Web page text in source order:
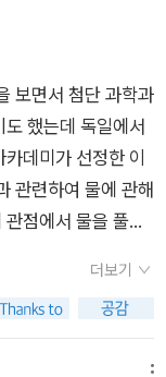
치 컵 쓰기, 소변을
보면서 첨단 과학과
했는데 독일에서
데미가 선정한 이
관련하여 물에 관해
점에서 물을 풀어
서 물을 주제로 자
을 주인공으로 하여
더보기